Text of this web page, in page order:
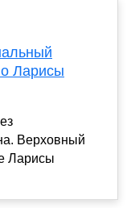
Ларисы
Верховный
Ларисы